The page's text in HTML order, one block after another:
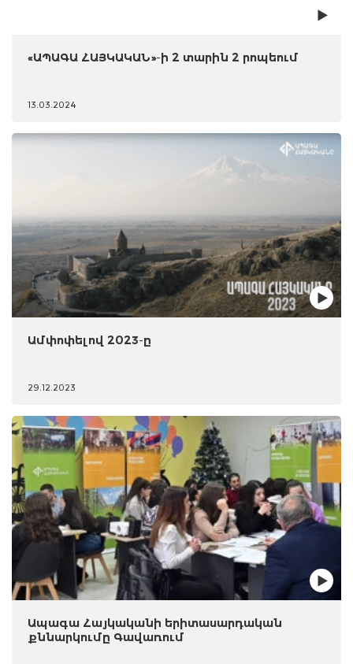
«ԱՊԱԳԱ ՀԱՅԿԱԿԱՆ»-ի 2 տարին 2 րոպեում
13.03.2024
Ամփոփելով 2023-ը
29.12.2023
Ապագա Հայկականի երիտասարդական
քննարկումը Գավառում